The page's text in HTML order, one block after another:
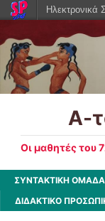
Α-
Οι μαθητές του
ΣΥΝΤΑΚΤΙΚΗ ΟΜΑΔΑ
ΔΙΔΑΚΤΙΚΟ
Ηλεκτρονικά